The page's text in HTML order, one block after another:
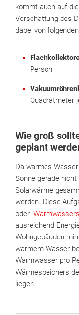
kommt auch auf
Verschattung des
dabei von
Person
Quadratmeter
Wie groß
geplant
Da warmes
Sonne gerade
Solarwärme
werden. Diese
oder
ausreichend
Wohngebäuden
warmem Wasser
Warmwasser pro
Wärmespeichers
liegen.